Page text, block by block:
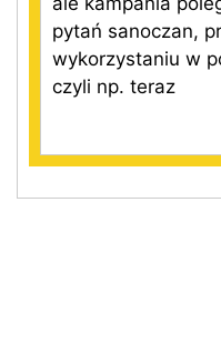
pytań sanoczan,
wykorzystaniu w
czyli np. teraz